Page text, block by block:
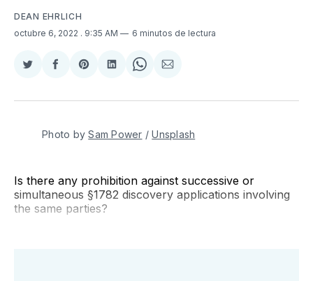
DEAN EHRLICH
octubre 6, 2022 . 9:35 AM 6 minutos de lectura
Compartir
Twitter
Compartir
Facebook
Share
Pinterest
Compartir
LinkedIn
Share
WhatsApp
Compartir
Email
Photo bySam Power /Unsplash
Is there any prohibition against successive or
simultaneous §1782 discovery applications involving
the same parties?